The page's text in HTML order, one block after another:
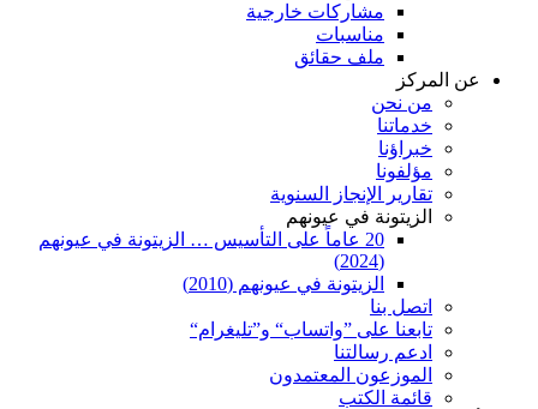
مشاركات خارجية
مناسبات
ملف حقائق
عن المركز
من نحن
خدماتنا
خبراؤنا
مؤلفونا
تقارير الإنجاز السنوية
الزيتونة في عيونهم
20 عاماً على التأسيس … الزيتونة في عيونهم
(2024)
الزيتونة في عيونهم (2010)
اتصل بنا
تابعنا على ”واتساب“ و”تليغرام“
ادعم رسالتنا
الموزعون المعتمدون
قائمة الكتب